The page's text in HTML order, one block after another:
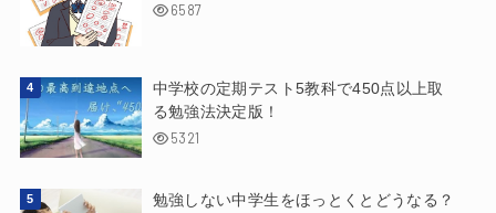
6587
中学校の定期テスト5教科で450点以上取
る勉強法決定版！
5321
勉強しない中学生をほっとくとどうなる？